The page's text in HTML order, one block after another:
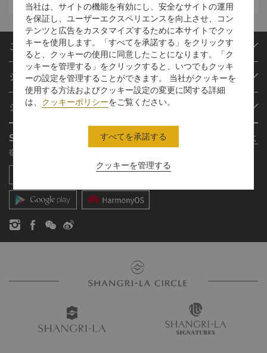
ご予約
目的地
ご予約の検索
ミーティング＆イベント
レストラン＆バー
シャングリ・ラ サークル
プログラム概要
シャングリ・ラ サークルに入会
よくあるお問合せや質問
SLCに関するお問い合わせ
シャングリ・ラ グループ
シャングリ・ラ グループについて
シャングリ・ラ ブランド
シャングリ・ラ センター
お問い合わせ
採用情報
企業の社会的責任
Shangri-La Circle App
さらに詳しく
宿泊、食事、買物を どこでも
当社は、サイトの機能を有効にし、安全なサイトの運用
を保証し、ユーザーエクスペリエンスを向上させ、コン
テンツと広告をカスタマイズするために本サイトでクッ
キーを使用します。「すべてを承諾する」をクリックす
ると、クッキーの使用に同意したことになります。「ク
ッキーを管理する」をクリックすると、いつでもクッキ
ーの設定を管理することができます。 当社がクッキーを
使用する方法およびクッキー設定の変更に関する詳細
は、 クッキーポリシーをご覧ください。
クッキーを管理する
すべてを承諾する